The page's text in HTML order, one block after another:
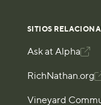
SITIOS
Ask at Alpha
RichNathan.org
Vineyard